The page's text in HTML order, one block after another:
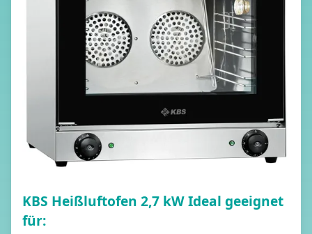
KBS Heißluftofen 2,7 kW Ideal geeignet
für: